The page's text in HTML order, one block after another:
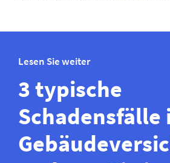
Lesen Sie weiter
3 typische
Schadensfälle